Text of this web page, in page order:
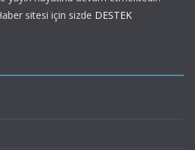
sitesi için sizde DESTEK